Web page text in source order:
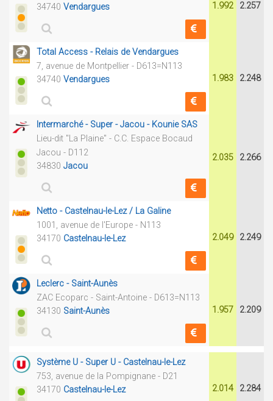
34740 Vendargues 1.992 2.257
Total Access - Relais de Vendargues
7, avenue de Montpellier - D613=N113
34740 Vendargues 1.983 2.248
Intermarché - Super - Jacou - Kounie SAS
Lieu-dit "La Plaine" - C.C. Espace Bocaud
Jacou - D112
34830 Jacou
2.035 2.266
Netto - Castelnau-le-Lez / La Galine
1001, avenue de l'Europe - N113
34170 Castelnau-le-Lez 2.049 2.249
Leclerc - Saint-Aunès
ZAC Ecoparc - Saint-Antoine - D613=N113
34130 Saint-Aunès 1.957 2.209
Système U - Super U - Castelnau-le-Lez
753, avenue de la Pompignane - D21
34170 Castelnau-le-Lez 2.014 2.284